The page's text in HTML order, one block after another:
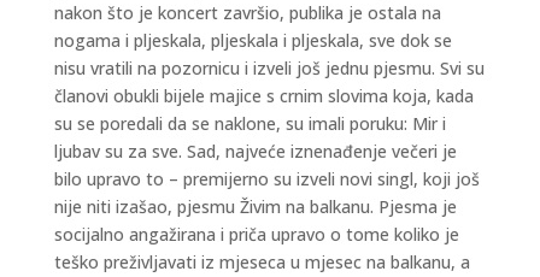
nakon što je koncert završio, publika je ostala na
nogama i pljeskala, pljeskala i pljeskala, sve dok se
nisu vratili na pozornicu i izveli još jednu pjesmu. Svi su
članovi obukli bijele majice s crnim slovima koja, kada
su se poredali da se naklone, su imali poruku: Mir i
ljubav su za sve. Sad, najveće iznenađenje večeri je
bilo upravo to – premijerno su izveli novi singl, koji još
nije niti izašao, pjesmu Živim na balkanu. Pjesma je
socijalno angažirana i priča upravo o tome koliko je
teško preživljavati iz mjeseca u mjesec na balkanu, a